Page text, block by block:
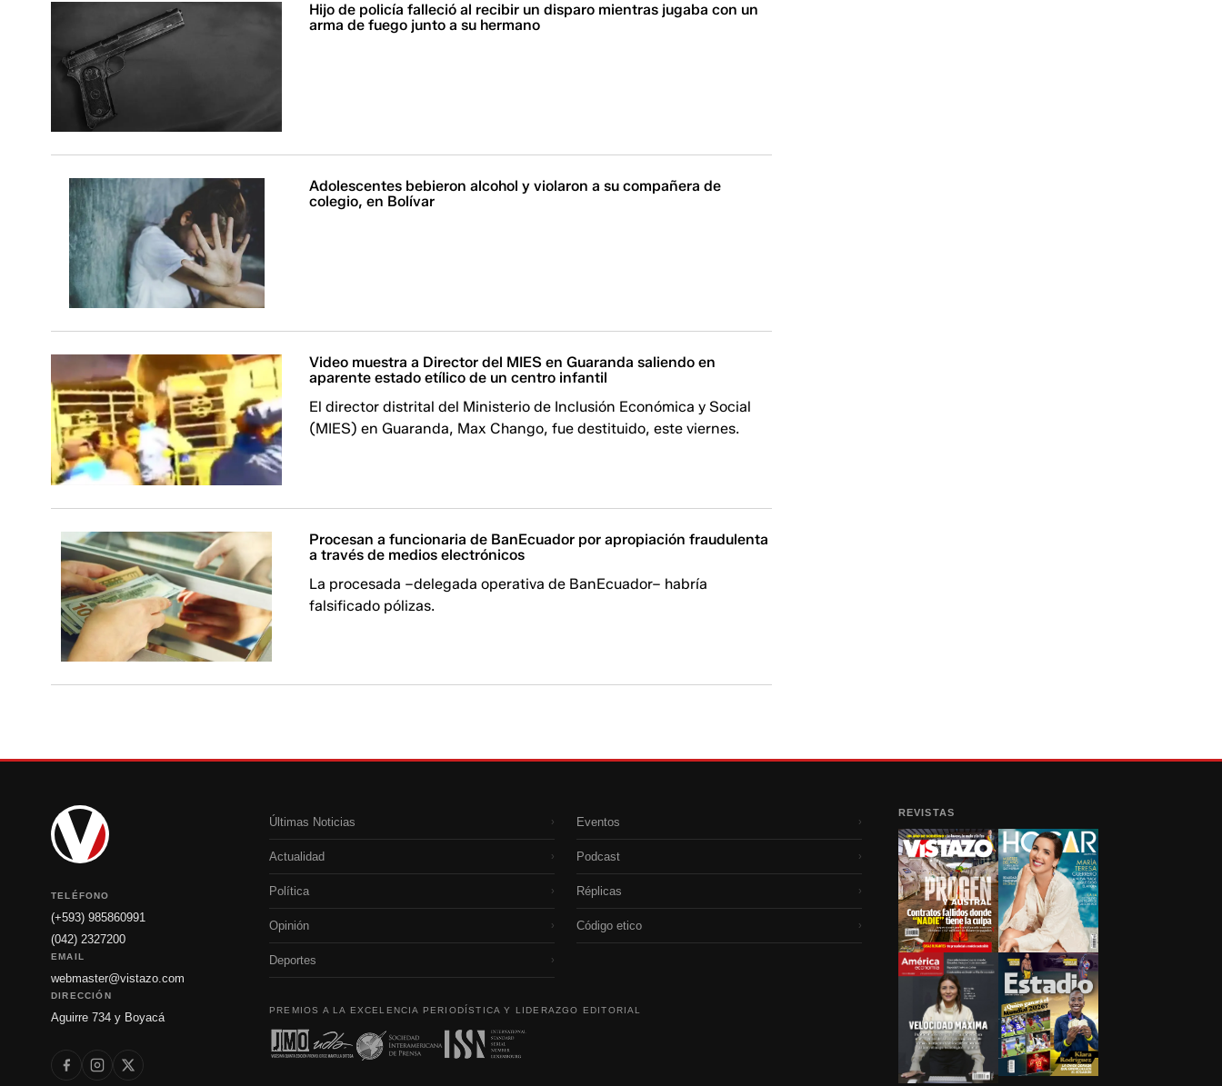
Hijo de policía falleció al recibir un disparo mientras jugaba con un
arma de fuego junto a su hermano
Adolescentes bebieron alcohol y violaron a su compañera de
colegio, en Bolívar
Video muestra a Director del MIES en Guaranda saliendo en
aparente estado etílico de un centro infantil
El director distrital del Ministerio de Inclusión Económica y Social
(MIES) en Guaranda, Max Chango, fue destituido, este viernes.
Procesan a funcionaria de BanEcuador por apropiación fraudulenta
a través de medios electrónicos
La procesada –delegada operativa de BanEcuador– habría
falsificado pólizas.
TELÉFONO
(+593) 985860991
(042) 2327200
EMAIL
webmaster@vistazo.com
DIRECCIÓN
Aguirre 734 y Boyacá
Últimas Noticias ›
Actualidad ›
Política ›
Opinión ›
Deportes ›
Eventos ›
Podcast ›
Réplicas ›
Código etico ›
PREMIOS A LA EXCELENCIA PERIODÍSTICA Y LIDERAZGO EDITORIAL
REVISTAS